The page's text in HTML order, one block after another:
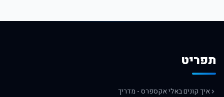
תפריט
איך קונים באלי אקספרס - מדריך